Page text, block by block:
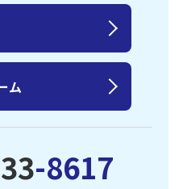
33-8617
ム